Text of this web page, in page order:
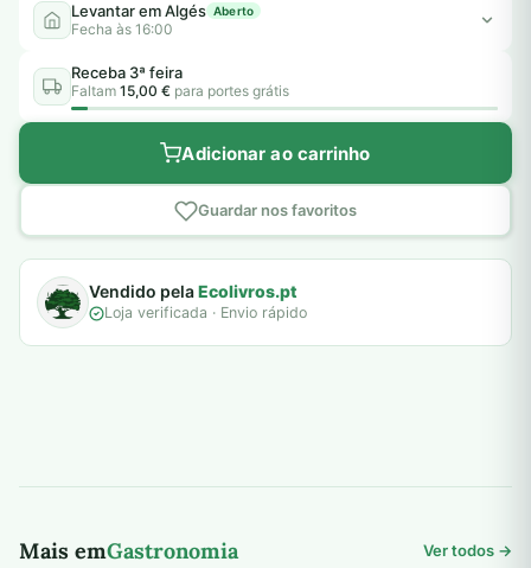
Levantar em Algés Aberto
Fecha às 16:00
Receba 3ª feira
Faltam 15,00 € para portes grátis
Adicionar ao carrinho
Guardar nos favoritos
Vendido pelaEcolivros.pt
Loja verificada · Envio rápido
Mais emGastronomia Ver todos →